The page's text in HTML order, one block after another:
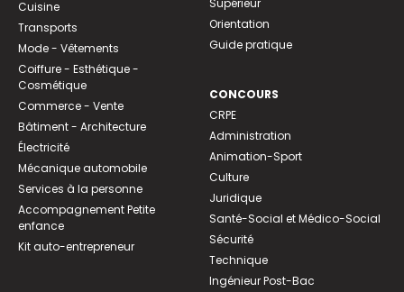
Cuisine
Transports
Mode - Vêtements
Coiffure - Esthétique -
Cosmétique
Commerce - Vente
Bâtiment - Architecture
Électricité
Mécanique automobile
Services à la personne
Accompagnement Petite
enfance
Kit auto-entrepreneur
Orientation
Guide pratique
CONCOURS
CRPE
Administration
Animation-Sport
Culture
Juridique
Santé-Social et Médico-Social
Sécurité
Technique
Ingénieur Post-Bac